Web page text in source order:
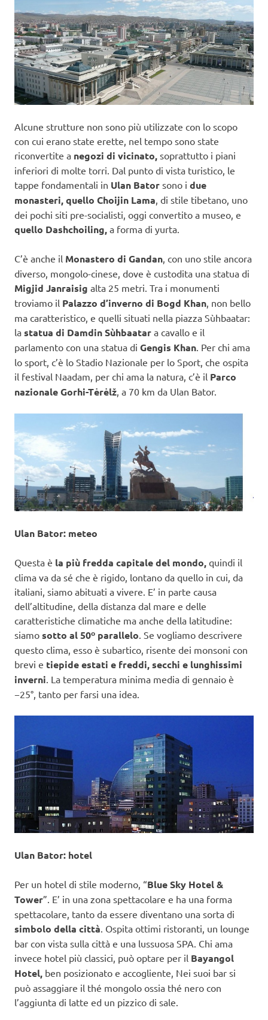
Alcune strutture non sono più utilizzate con lo scopo
con cui erano state erette, nel tempo sono state
riconvertite a negozi di vicinato, soprattutto i piani
inferiori di molte torri. Dal punto di vista turistico, le
tappe fondamentali in Ulan Bator sono i due
monasteri, quello Choijin Lama , di stile tibetano, uno
dei pochi siti pre-socialisti, oggi convertito a museo, e
quello Dashchoiling, a forma di yurta.
C’è anche il Monastero di Gandan , con uno stile ancora
diverso, mongolo-cinese, dove è custodita una statua di
Migjid Janraisig alta 25 metri. Tra i monumenti
troviamo il Palazzo d’inverno di Bogd Khan , non bello
ma caratteristico, e quelli situati nella piazza Sùhbaatar:
la statua di Damdin Sùhbaatar a cavallo e il
parlamento con una statua di Gengis Khan . Per chi ama
lo sport, c’è lo Stadio Nazionale per lo Sport, che ospita
il festival Naadam, per chi ama la natura, c’è il Parco
nazionale Gorhi-Tėrėlž , a 70 km da Ulan Bator.
Ulan Bator: meteo
Questa è la più fredda capitale del mondo, quindi il
clima va da sé che è rigido, lontano da quello in cui, da
italiani, siamo abituati a vivere. E’ in parte causa
dell’altitudine, della distanza dal mare e delle
caratteristiche climatiche ma anche della latitudine:
siamo sotto al 50º parallelo . Se vogliamo descrivere
questo clima, esso è subartico, risente dei monsoni con
brevi e tiepide estati e freddi, secchi e lunghissimi
inverni . La temperatura minima media di gennaio è
−25°, tanto per farsi una idea.
Ulan Bator: hotel
Per un hotel di stile moderno, “Blue Sky Hotel &
Tower”. E’ in una zona spettacolare e ha una forma
spettacolare, tanto da essere diventano una sorta di
simbolo della città . Ospita ottimi ristoranti, un lounge
bar con vista sulla città e una lussuosa SPA. Chi ama
invece hotel più classici, può optare per il Bayangol
Hotel, ben posizionato e accogliente, Nei suoi bar si
può assaggiare il thé mongolo ossia thé nero con
l’aggiunta di latte ed un pizzico di sale.